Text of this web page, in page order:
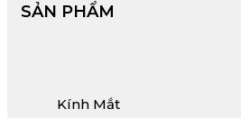
SẢN PHẨM
Kính Mắt